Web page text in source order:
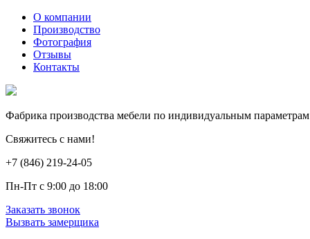
О компании
Производство
Фотография
Отзывы
Контакты
Фабрика производства мебели по индивидуальным параметрам
Свяжитесь с нами!
+7 (846) 219-24-05
Пн-Пт с 9:00 до 18:00
Заказать звонок
Вызвать замерщика